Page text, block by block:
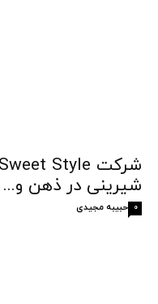
شیرینی در ذهن و...
حبیبه مجیدی 0